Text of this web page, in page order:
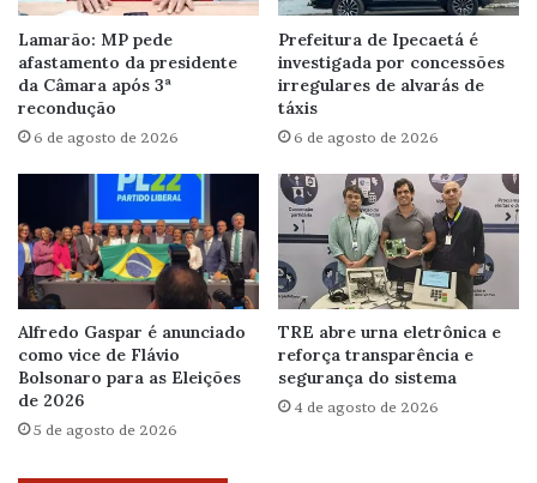
Lamarão: MP pede
afastamento da presidente
da Câmara após 3ª
recondução
6 de agosto de 2026
Prefeitura de Ipecaetá é
investigada por concessões
irregulares de alvarás de
táxis
6 de agosto de 2026
Alfredo Gaspar é anunciado
como vice de Flávio
Bolsonaro para as Eleições
de 2026
5 de agosto de 2026
TRE abre urna eletrônica e
reforça transparência e
segurança do sistema
4 de agosto de 2026